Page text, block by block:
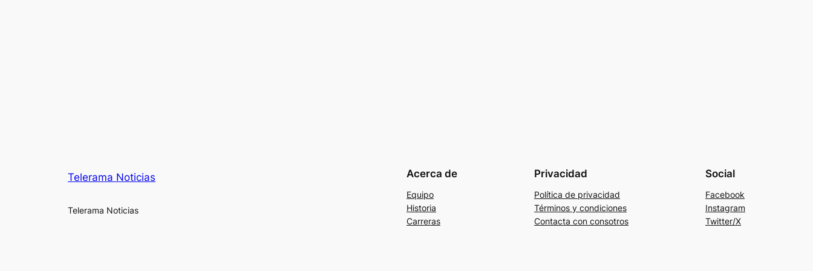
Telerama Noticias
Telerama Noticias
Acerca de
Equipo
Historia
Carreras
Privacidad
Política de privacidad
Términos y condiciones
Contacta con consotros
Social
Facebook
Instagram
Twitter/X